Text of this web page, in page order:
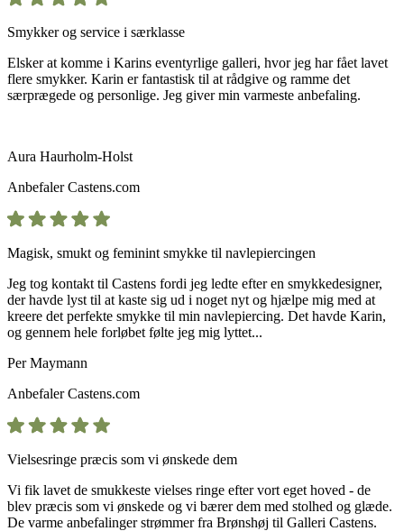
Smykker og service i særklasse
Elsker at komme i Karins eventyrlige galleri, hvor jeg har fået lavet
flere smykker. Karin er fantastisk til at rådgive og ramme det
særprægede og personlige. Jeg giver min varmeste anbefaling.
Aura Haurholm-Holst
AnbefalerCastens.com
Magisk, smukt og feminint smykke til navlepiercingen
Jeg tog kontakt til Castens fordi jeg ledte efter en smykkedesigner,
der havde lyst til at kaste sig ud i noget nyt og hjælpe mig med at
kreere det perfekte smykke til min navlepiercing. Det havde Karin,
og gennem hele forløbet følte jeg mig lyttet...
Per Maymann
AnbefalerCastens.com
Vielsesringe præcis som vi ønskede dem
Vi fik lavet de smukkeste vielses ringe efter vort eget hoved - de
blev præcis som vi ønskede og vi bærer dem med stolhed og glæde.
De varme anbefalinger strømmer fra Brønshøj til Galleri Castens.